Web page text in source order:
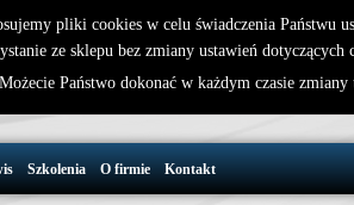
32 721 86 72
support@wirelesslan.com.pl
Szkolenia O firmie Kontakt
pliki cookies w celu świadczenia Państwu
ze sklepu bez zmiany ustawień dotyczących
Państwo dokonać w każdym czasie zmiany